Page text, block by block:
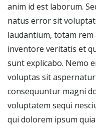
anim id est laborum.
natus error sit
laudantium, totam rem
inventore veritatis et
sunt explicabo. Nemo
voluptas sit
consequuntur magni
voluptatem sequi
qui dolorem ipsum